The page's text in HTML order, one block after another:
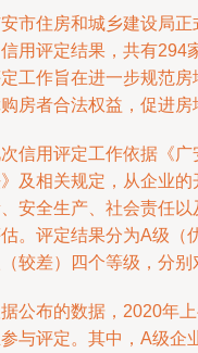
市住房和城乡建设局
用评定结果，共有294
工作旨在进一步规范
房者合法权益，促进房
信用评定工作依据《
及相关规定，从企业
安全生产、社会责任
。评定结果分为A级（
较差）四个等级，分别
公布的数据，2020年
与评定。其中，A级企